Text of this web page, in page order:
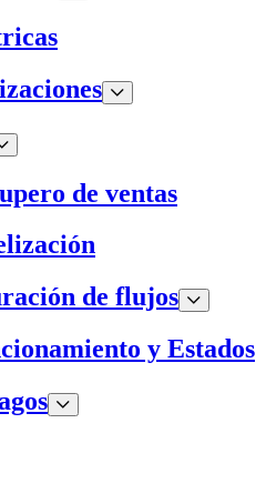
de ventas
de flujos
y Estados